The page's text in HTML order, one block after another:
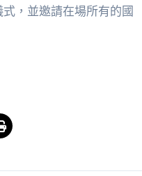
，並邀請在場所有的國